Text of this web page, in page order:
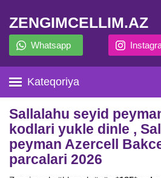
ZENGIMCELLIM.AZ
Whatsapp
Kateqoriya
Sallalahu seyid
kodlari yukle dinle ,
peyman Azercell
parcalari 2026